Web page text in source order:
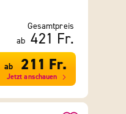
Gesamtpreis
ab 421 Fr.
ab 211 Fr.
Jetzt anschauen